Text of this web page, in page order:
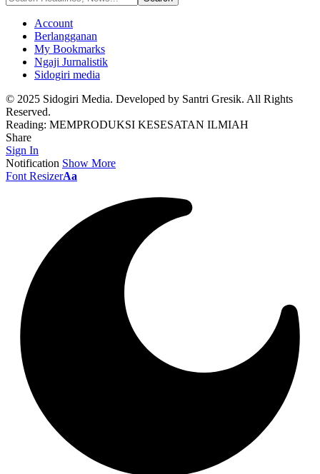
Account
Berlangganan
My Bookmarks
Ngaji Jurnalistik
Sidogiri media
© 2025 Sidogiri Media. Developed by Santri Gresik. All Rights
Reserved.
Reading: MEMPRODUKSI KESESATAN ILMIAH
Share
Sign In
Notification Show More
Font ResizerAa